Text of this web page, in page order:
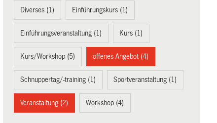
Diverses (1) Einführungskurs (1)
Einführungsveranstaltung (1) Kurs (1)
Kurs/Workshop (5) offenes Angebot (4)
Schnuppertag/-training (1) Sportveranstaltung (1)
Veranstaltung (2) Workshop (4)